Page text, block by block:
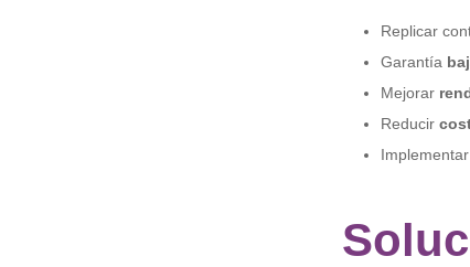
Replicar
Garantía
Mejorar
Reducir